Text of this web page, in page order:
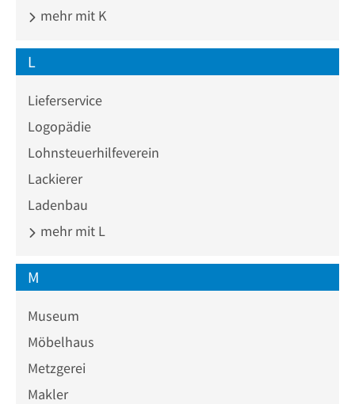
mehr mit K
L
Lieferservice
Logopädie
Lohnsteuerhilfeverein
Lackierer
Ladenbau
mehr mit L
M
Museum
Möbelhaus
Metzgerei
Makler